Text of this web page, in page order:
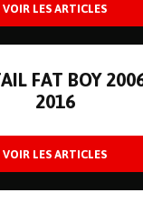
FAT BOY
2016